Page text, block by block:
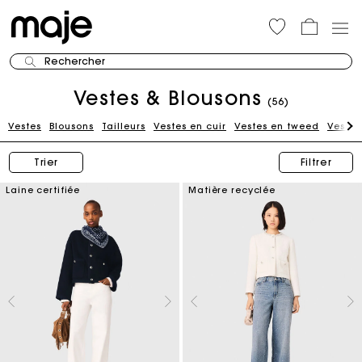
Rechercher
Vestes & Blousons (56)
Vestes Blousons Tailleurs Vestes en cuir Vestes en tweed
Trier Filtrer
Laine certifiée Matière recyclée